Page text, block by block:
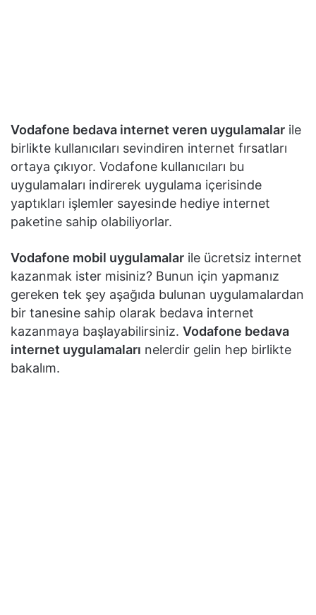
Vodafone bedava internet veren uygulamalar ile
birlikte kullanıcıları sevindiren internet fırsatları
ortaya çıkıyor. Vodafone kullanıcıları bu
uygulamaları indirerek uygulama içerisinde
yaptıkları işlemler sayesinde hediye internet
paketine sahip olabiliyorlar.
Vodafone mobil uygulamalar ile ücretsiz internet
kazanmak ister misiniz? Bunun için yapmanız
gereken tek şey aşağıda bulunan uygulamalardan
bir tanesine sahip olarak bedava internet
kazanmaya başlayabilirsiniz. Vodafone bedava
internet uygulamaları nelerdir gelin hep birlikte
bakalım.